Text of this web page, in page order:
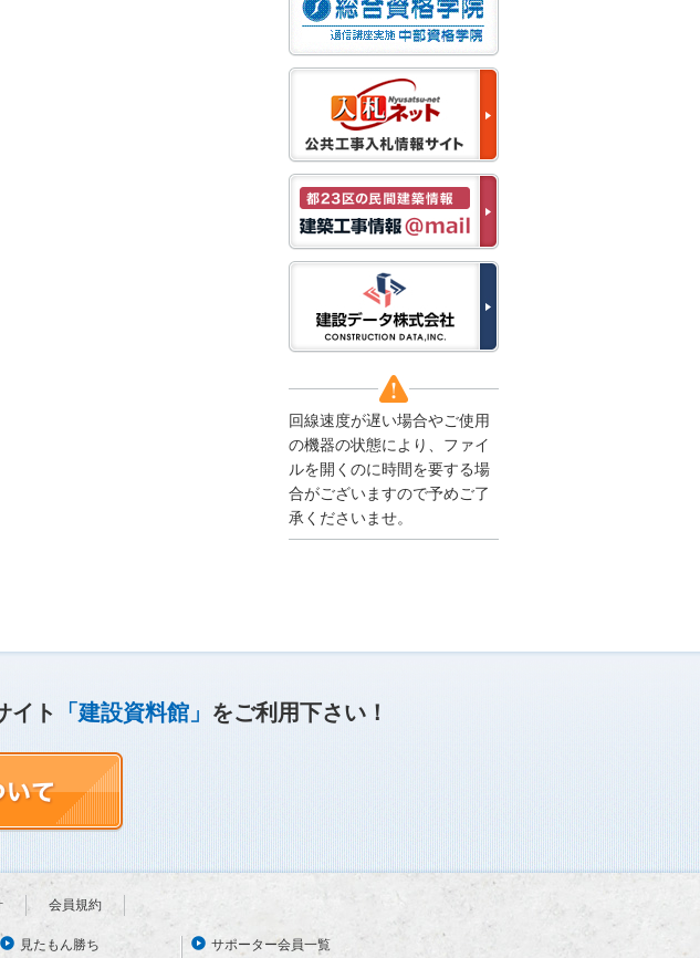
ます。
2025/12/22
●年末年始に伴う情報更
新停止のお知らせ●
建設資料館をご利用いた
だき、誠に有難うござい
ます。
下記の期間につきまし
て、弊社休業のため情報
更新を停止させていただ
きます。
【期間】１２月２７日
(土)～１月４日(日)
上記の期間、情報の更新
がされませんので、ご了
承のほど、よろしくお願
なお、情報は１月５日
(月)より登録されます。
2025/08/04
●夏季休業に伴う情報更
新停止のお知らせ●
建設資料館をご利用いた
だき、誠に有難うござい
がされませんので、ご了
承のほど、よろしくお願
伴う情報更新停止のお知
らせ(04/26～04/29、05/0
ユーザー各位
回線速度が遅い場合やご使用
の機器の状態により、ファイ
ルを開くのに時間を要する場
合がございますので予めご了
承くださいませ。
イト 「建設資料館」 をご利用下さい！
会員規約
見たもん勝ち サポーター会員一覧